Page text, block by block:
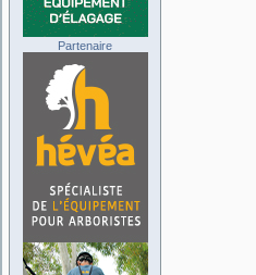
Partenaire